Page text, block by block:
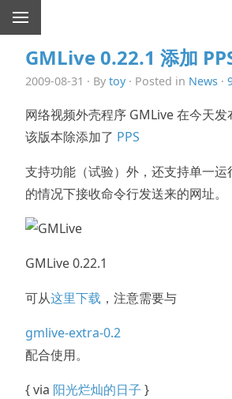
GMLive 0.22.1 添加
2009-08-31 · By toy· Posted in News ·
网络视频外壳程序 GMLive 在今天发
该版本除添加了 PPS
支持功能（试验）外，还支持单一
的情况下接收命令行发送来的网址。
GMLive 0.22.1
可从这里下载 ，注意需要与
gmlive-extra-0.2
配合使用。
{ via 阳光烂灿的日子 }